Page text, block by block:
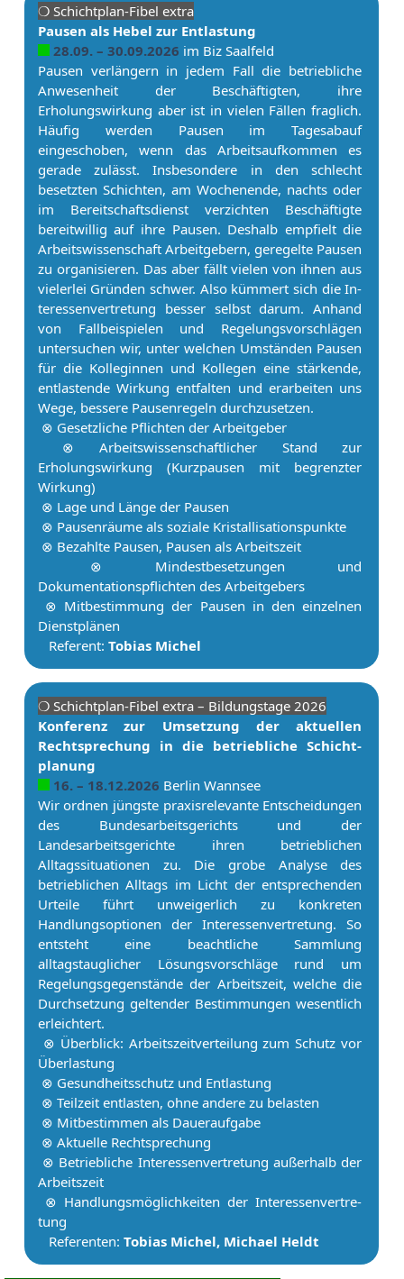
❍ Schicht­plan-Fibel extra
Pau­sen als Hebel zur Entlastung
28.09. – 30.09.2026 im Biz Saalfeld
Pau­sen verlängern in jedem Fall die betriebliche
Anwesenheit der Beschäftigten, ihre
Erholungswirkung aber ist in vielen Fällen fraglich.
Häufig werden Pau­sen im Tagesabauf
eingeschoben, wenn das Ar­beitsaufkommen es
gerade zulässt. Insbesondere in den schlecht
besetzten Schichten, am Wochenende, nachts oder
im Bereitschaftsdienst verzichten Beschäftigte
bereitwillig auf ihre Pau­sen. Deshalb empfielt die
Ar­beitswissenschaft Ar­beit­ge­bern, geregelte Pau­sen
zu organisieren. Das aber fällt vielen von ihnen aus
vielerlei Gründen schwer. Also kümmert sich die In­
ter­es­sen­ver­tre­tung besser selbst darum. Anhand
von Fallbeispielen und Regelungsvorschlägen
untersuchen wir, unter welchen Umständen Pau­sen
für die Kolleginnen und Kollegen eine stärkende,
entlastende Wirkung entfalten und erarbeiten uns
Wege, bessere Pau­senregeln durchzusetzen.
⊗ Gesetzliche Pflichten der Ar­beit­ge­ber
⊗ Ar­beitswissenschaftlicher Stand zur
Erholungswirkung (Kurzpausen mit begrenzter
Wirkung)
⊗ Lage und Länge der Pau­sen
⊗ Pau­senräume als soziale Kristallisationspunkte
⊗ Bezahlte Pau­sen, Pau­sen als Ar­beits­zeit
⊗ Mindestbesetzungen und
Dokumentationspflichten des Ar­beit­ge­bers
⊗ Mit­be­stim­mung der Pau­sen in den einzelnen
Dienstplänen
Referent: Tobias Michel
❍ Schicht­plan-Fibel extra – Bildungstage 2026
Konferenz zur Umsetzung der aktuellen
Rechtsprechung in die betriebliche Schicht­
planung
16. – 18.12.2026 Berlin Wannsee
Wir ordnen jüngste praxisrelevante Entscheidungen
des Bundesarbeitsgerichts und der
Landesarbeitsgerichte ihren betrieblichen
Alltagssituationen zu. Die grobe Analyse des
betrieblichen Alltags im Licht der entsprechenden
Urteile führt unweigerlich zu konkreten
Handlungsoptionen der In­ter­es­sen­ver­tre­tung. So
entsteht eine beachtliche Sammlung
alltagstauglicher Lösungsvorschläge rund um
Regelungsgegenstände der Ar­beits­zeit, welche die
Durchsetzung geltender Bestimmungen wesentlich
erleichtert.
⊗ Überblick: Ar­beits­zeitverteilung zum Schutz vor
Überlastung
⊗ Gesundheitsschutz und Entlastung
⊗ Teilzeit entlasten, ohne andere zu belasten
⊗ Mitbestimmen als Daueraufgabe
⊗ Aktuelle Rechtsprechung
⊗ Betriebliche In­ter­es­sen­ver­tre­tung außerhalb der
Ar­beits­zeit
⊗ Handlungsmöglichkeiten der In­ter­es­sen­ver­tre­
tung
Referenten: Tobias Michel, Michael Heldt